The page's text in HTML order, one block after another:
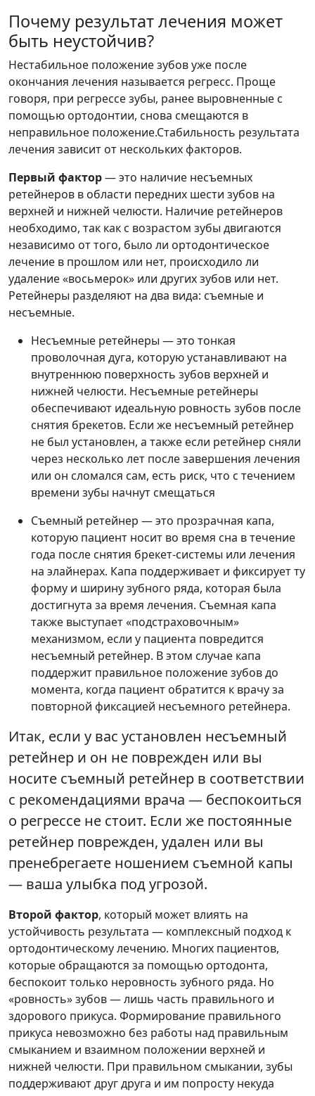
Почему результат лечения может
быть неустойчив?
Нестабильное положение зубов уже после
окончания лечения называется регресс. Проще
говоря, при регрессе зубы, ранее выровненные с
помощью ортодонтии, снова смещаются в
неправильное положение.Стабильность результата
лечения зависит от нескольких факторов.
Первый фактор— это наличие несъемных
ретейнеров в области передних шести зубов на
верхней и нижней челюсти. Наличие ретейнеров
необходимо, так как с возрастом зубы двигаются
независимо от того, было ли ортодонтическое
лечение в прошлом или нет, происходило ли
удаление «восьмерок» или других зубов или нет.
Ретейнеры разделяют на два вида: съемные и
несъемные.
Несъемные ретейнеры — это тонкая
проволочная дуга, которую устанавливают на
внутреннюю поверхность зубов верхней и
нижней челюсти. Несъемные ретейнеры
обеспечивают идеальную ровность зубов после
снятия брекетов. Если же несъемный ретейнер
не был установлен, а также если ретейнер сняли
через несколько лет после завершения лечения
или он сломался сам, есть риск, что с течением
времени зубы начнут смещаться
Съемный ретейнер — это прозрачная капа,
которую пациент носит во время сна в течение
года после снятия брекет-системы или лечения
на элайнерах. Капа поддерживает и фиксирует ту
форму и ширину зубного ряда, которая была
достигнута за время лечения. Съемная капа
также выступает «подстраховочным»
механизмом, если у пациента повредится
несъемный ретейнер. В этом случае капа
поддержит правильное положение зубов до
момента, когда пациент обратится к врачу за
повторной фиксацией несъемного ретейнера.
Итак, если у вас установлен несъемный
ретейнер и он не поврежден или вы
носите съемный ретейнер в соответствии
с рекомендациями врача — беспокоиться
о регрессе не стоит. Если же постоянные
ретейнер поврежден, удален или вы
пренебрегаете ношением съемной капы
— ваша улыбка под угрозой.
Второй фактор, который может влиять на
устойчивость результата — комплексный подход к
ортодонтическому лечению. Многих пациентов,
которые обращаются за помощью ортодонта,
беспокоит только неровность зубного ряда. Но
«ровность» зубов — лишь часть правильного и
здорового прикуса. Формирование правильного
прикуса невозможно без работы над правильным
смыканием и взаимном положении верхней и
нижней челюсти. При правильном смыкании, зубы
поддерживают друг друга и им попросту некуда